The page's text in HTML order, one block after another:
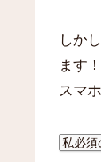
しか
ます！
スマ
私必